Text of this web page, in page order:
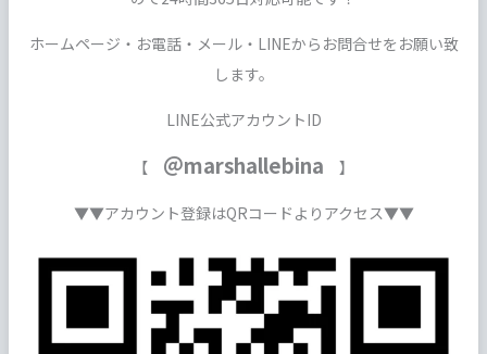
ホームページ・お電話・メール・LINEからお問合せをお願い致
します。
LINE公式アカウントID
【 ＠marshallebina 】
▼▼アカウント登録はQRコードよりアクセス▼▼